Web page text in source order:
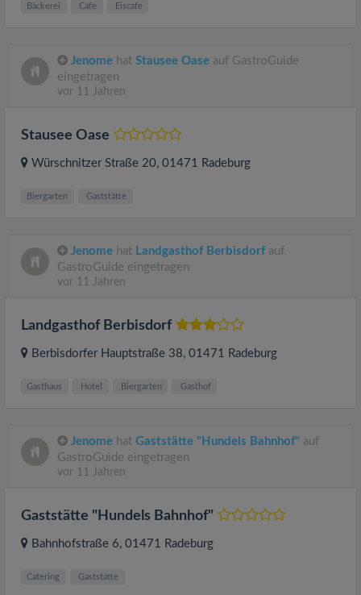
Bäckerei Cafe Eiscafe
Jenome hat Stausee Oase auf GastroGuide
eingetragen
vor 11 Jahren
Stausee Oase
Würschnitzer Straße 20, 01471 Radeburg
Biergarten Gaststätte
Jenome hat Landgasthof Berbisdorf auf
GastroGuide eingetragen
vor 11 Jahren
Landgasthof Berbisdorf
Berbisdorfer Hauptstraße 38, 01471 Radeburg
Gasthaus Hotel Biergarten Gasthof
Jenome hat Gaststätte "Hundels Bahnhof" auf
GastroGuide eingetragen
vor 11 Jahren
Gaststätte "Hundels Bahnhof"
Bahnhofstraße 6, 01471 Radeburg
Catering Gaststätte